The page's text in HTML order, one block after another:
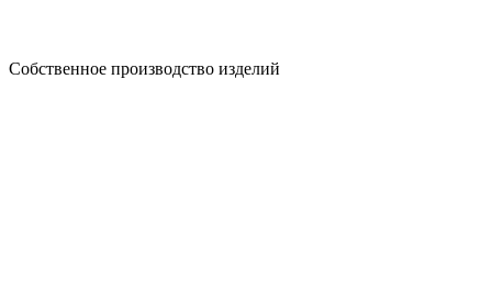
Собственное производство изделий